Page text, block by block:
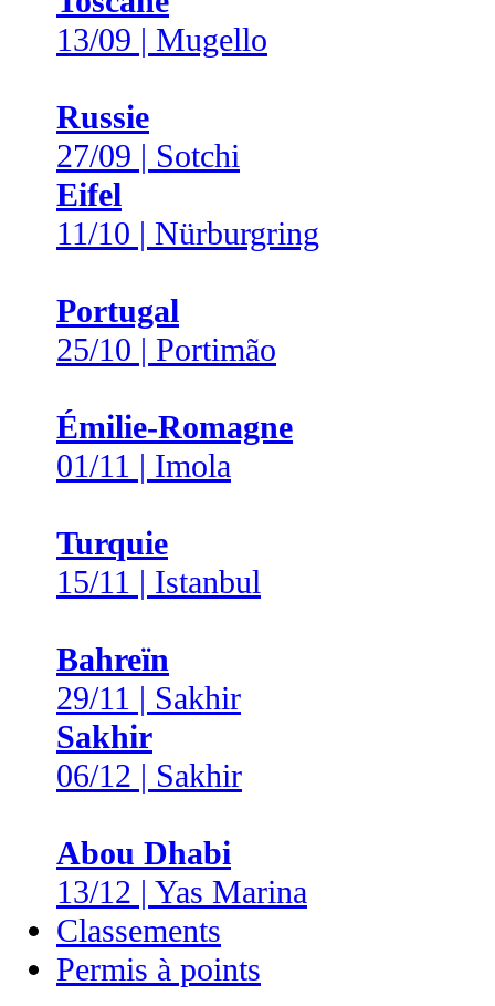
13/09 | Mugello
Russie
27/09 | Sotchi
Eifel
11/10 | Nürburgring
Portugal
25/10 | Portimão
Émilie-Romagne
01/11 | Imola
Turquie
15/11 | Istanbul
Bahreïn
29/11 | Sakhir
Sakhir
06/12 | Sakhir
Abou Dhabi
13/12 | Yas Marina
Classements
Permis à points